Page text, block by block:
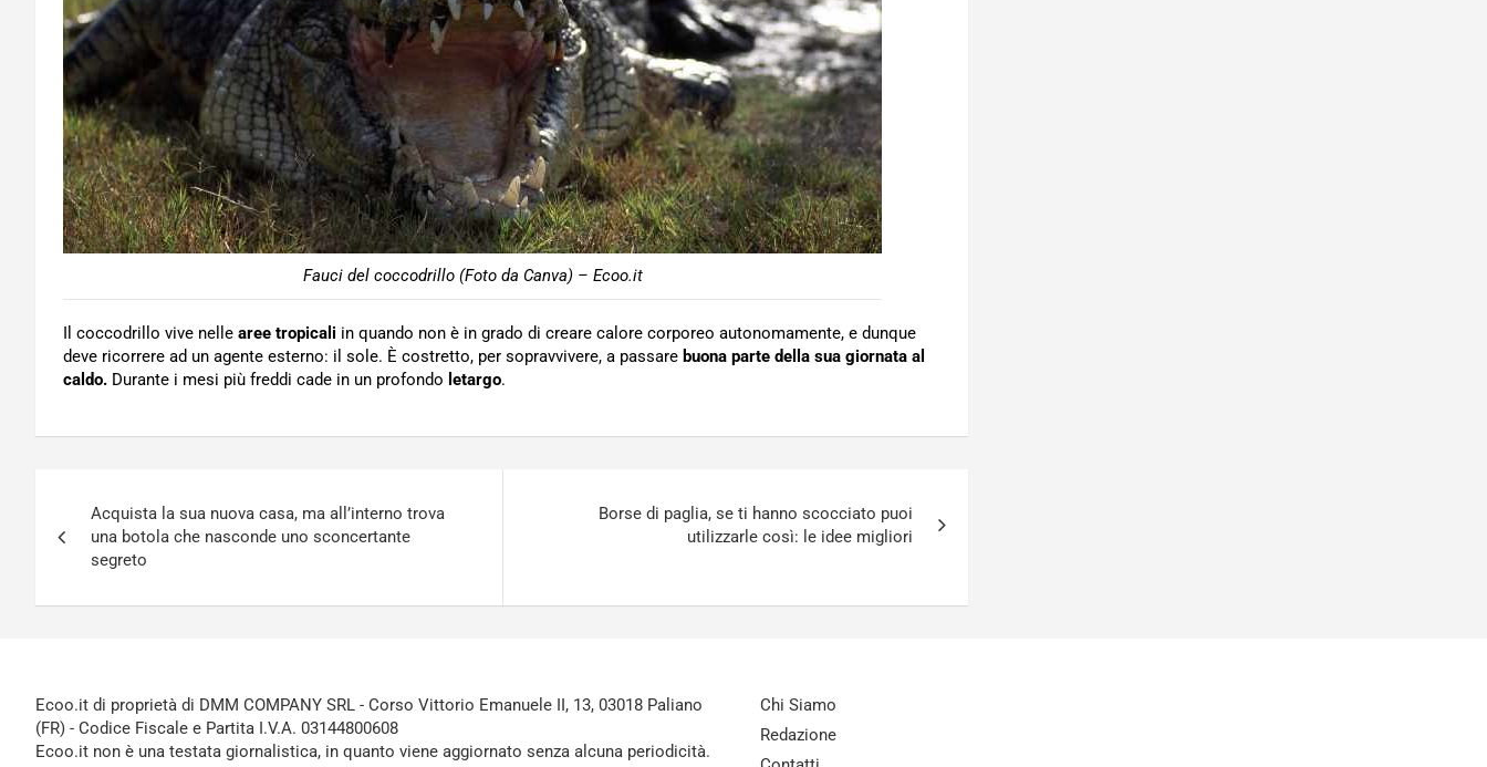
Fauci del coccodrillo (Foto da Canva) – Ecoo.it
Il coccodrillo vive nelle aree tropicali in quando non è in grado di creare calore corporeo autonomamente, e dunque
deve ricorrere ad un agente esterno: il sole. È costretto, per sopravvivere, a passare buona parte della sua giornata al
caldo. Durante i mesi più freddi cade in un profondo letargo.
articoli
Acquista la sua nuova casa, ma all’interno trova
una botola che nasconde uno sconcertante
segreto
Borse di paglia, se ti hanno scocciato puoi
utilizzarle così: le idee migliori
Ecoo.it di proprietà di DMM COMPANY SRL - Corso Vittorio Emanuele II, 13, 03018 Paliano
(FR) - Codice Fiscale e Partita I.V.A. 03144800608
Ecoo.it non è una testata giornalistica, in quanto viene aggiornato senza alcuna periodicità.
Chi Siamo
Redazione